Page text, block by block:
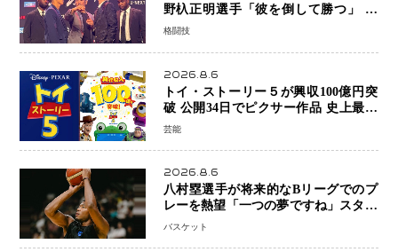
野杁正明選手「彼を倒して勝つ」 リ
ウ・メンヤンとの因縁に決着へ 再起
初戦
格闘技
2026.8.6
トイ・ストーリー５が興収100億円突
破 公開34日でピクサー作品 史上最速
日本歴代シリーズ最高更新も目前
芸能
2026.8.6
八村塁選手が将来的なBリーグでのプ
レーを熱望「一つの夢ですね」スター
帰還がリーグ価値を押し上げる可能性
バスケット